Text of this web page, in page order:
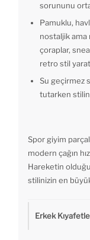
sorununu
Pamuklu,
nostaljik ama
çoraplar,
retro stil
Su geçirmez
tutarken
Spor giyim
modern çağın
Hareketin
stilinizin en
Erkek